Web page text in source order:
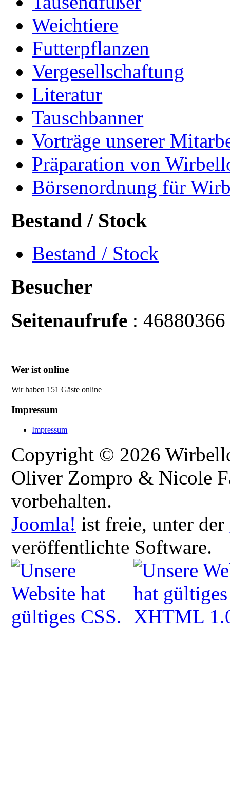
Weichtiere
Futterpflanzen
Vergesellschaftung
Literatur
Tauschbanner
Vorträge unserer
Präparation von
Börsenordnung für
Bestand / Stock
Bestand / Stock
Besucher
Seitenaufrufe : 46880366
Wer ist online
Wir haben 151 Gäste online
Impressum
Impressum
Copyright © 2026
Oliver Zompro & Nicole
vorbehalten.
Joomla! ist freie, unter der
veröffentlichte Software.